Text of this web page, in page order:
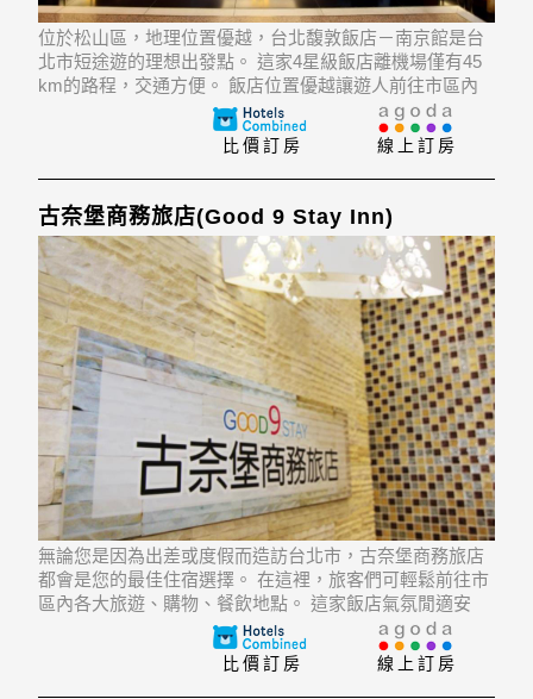
位於松山區，地理位置優越，台北馥敦飯店－南京館是台
北市短途遊的理想出發點。 這家4星級飯店離機場僅有45
km的路程，交通方便。 飯店位置優越讓遊人前往市區內
的熱門景點變得方便快捷。
線上訂房
比價訂房
古奈堡商務旅店(Good 9 Stay Inn)
無論您是因為出差或度假而造訪台北市，古奈堡商務旅店
都會是您的最佳住宿選擇。 在這裡，旅客們可輕鬆前往市
區內各大旅遊、購物、餐飲地點。 這家飯店氣氛閒適安
逸，而且離市區Tianhou Temple, 天后宮, Ximen Red
House - Ximending等景點僅數步之遙。
線上訂房
比價訂房